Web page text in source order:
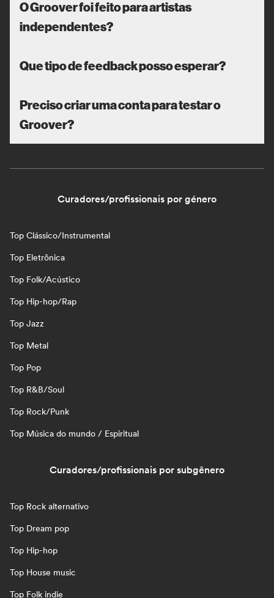
O Groover foi feito para artistas
independentes?
Que tipo de feedback posso esperar?
Preciso criar uma conta para testar o
Groover?
Curadores/profissionais por género
Top Clássico/Instrumental
Top Eletrônica
Top Folk/Acústico
Top Hip-hop/Rap
Top Jazz
Top Metal
Top Pop
Top R&B/Soul
Top Rock/Punk
Top Música do mundo / Espiritual
Curadores/profissionais por subgênero
Top Rock alternativo
Top Dream pop
Top Hip-hop
Top House music
Top Folk indie